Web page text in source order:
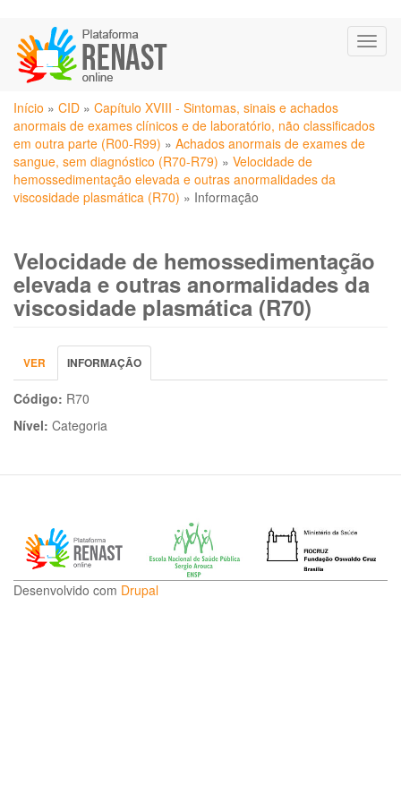
para
conteúdo
principal
Você
está
aqui
Início » CID » Capítulo XVIII - Sintomas, sinais e achados
anormais de exames clínicos e de laboratório, não classificados
em outra parte (R00-R99) » Achados anormais de exames de
sangue, sem diagnóstico (R70-R79) » Velocidade de
hemossedimentação elevada e outras anormalidades da
viscosidade plasmática (R70) » Informação
Velocidade de hemossedimentação
elevada e outras anormalidades da
viscosidade plasmática (R70)
Abas
primárias
VER INFORMAÇÃO
ATIVA)
Código: R70
Nível: Categoria
Desenvolvido com Drupal